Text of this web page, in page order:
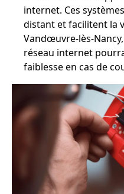
internet. Ces
distant et facilitent la
Vandœuvre-lès-
réseau internet
faiblesse en cas de